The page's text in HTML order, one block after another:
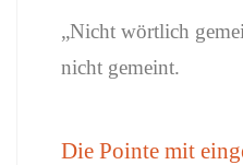
„Nicht wörtlich
nicht gemeint.
Die Pointe mit